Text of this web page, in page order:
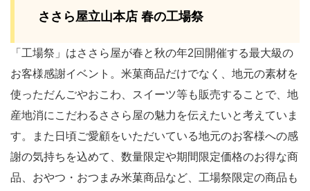
ささら屋立山本店 春の工場祭
「工場祭」はささら屋が春と秋の年2回開催する最大級の
お客様感謝イベント。米菓商品だけでなく、地元の素材を
使っただんごやおこわ、スイーツ等も販売することで、地
産地消にこだわるささら屋の魅力を伝えたいと考えていま
す。また日頃ご愛顧をいただいている地元のお客様への感
謝の気持ちを込めて、数量限定や期間限定価格のお得な商
品、おやつ・おつまみ米菓商品など、工場祭限定の商品も